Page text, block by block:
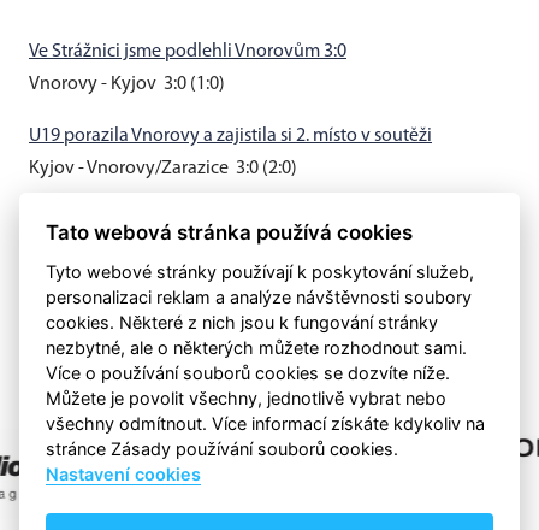
Ve Strážnici jsme podlehli Vnorovům 3:0
Vnorovy - Kyjov 3:0 (1:0)
U19 porazila Vnorovy a zajistila si 2. místo v soutěži
Kyjov - Vnorovy/Zarazice 3:0 (2:0)
Muži B vyhráli v Hovoranech 3:0
Tato webová stránka používá cookies
Tyto webové stránky používají k poskytování služeb,
personalizaci reklam a analýze návštěvnosti soubory
cookies. Některé z nich jsou k fungování stránky
nezbytné, ale o některých můžete rozhodnout sami.
Více o používání souborů cookies se dozvíte níže.
Můžete je povolit všechny, jednotlivě vybrat nebo
všechny odmítnout. Více informací získáte kdykoliv na
stránce Zásady používání souborů cookies.
Nastavení cookies